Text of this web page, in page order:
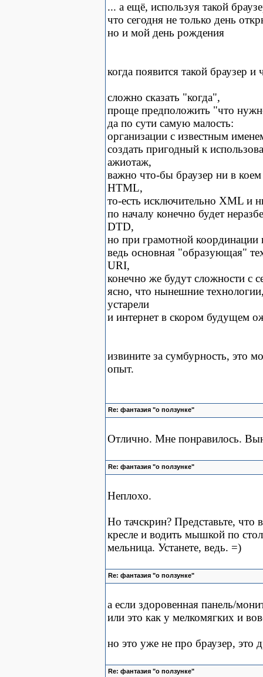
... а ещё, используя такой
что сегодня не только день
но и мой день рождения
когда появится такой браузер
сложно сказать "когда",
проще предположить "что
да по сути самую малость:
организации с известным
создать пригодный к
ажиотаж,
важно что-бы браузер ни в
HTML,
то-есть исключительно XML и
по началу конечно будет
DTD,
но при грамотной координации
ведь основная "образующая"
URI,
конечно же будут сложности с
ясно, что нынешние
устарели
и интернет в скором будущем
извините за сумбурность, это
опыт.
Re: фантазия "о ползунке"
Отлично. Мне понравилось.
Re: фантазия "о ползунке"
Неплохо.
Но тачскрин? Представьте, что
кресле и водить мышкой по
мельница. Устанете, ведь. =)
Re: фантазия "о ползунке"
а если здоровенная панель/
или это как у мелкомягких и
но это уже не про браузер, это
Re: фантазия "о ползунке"